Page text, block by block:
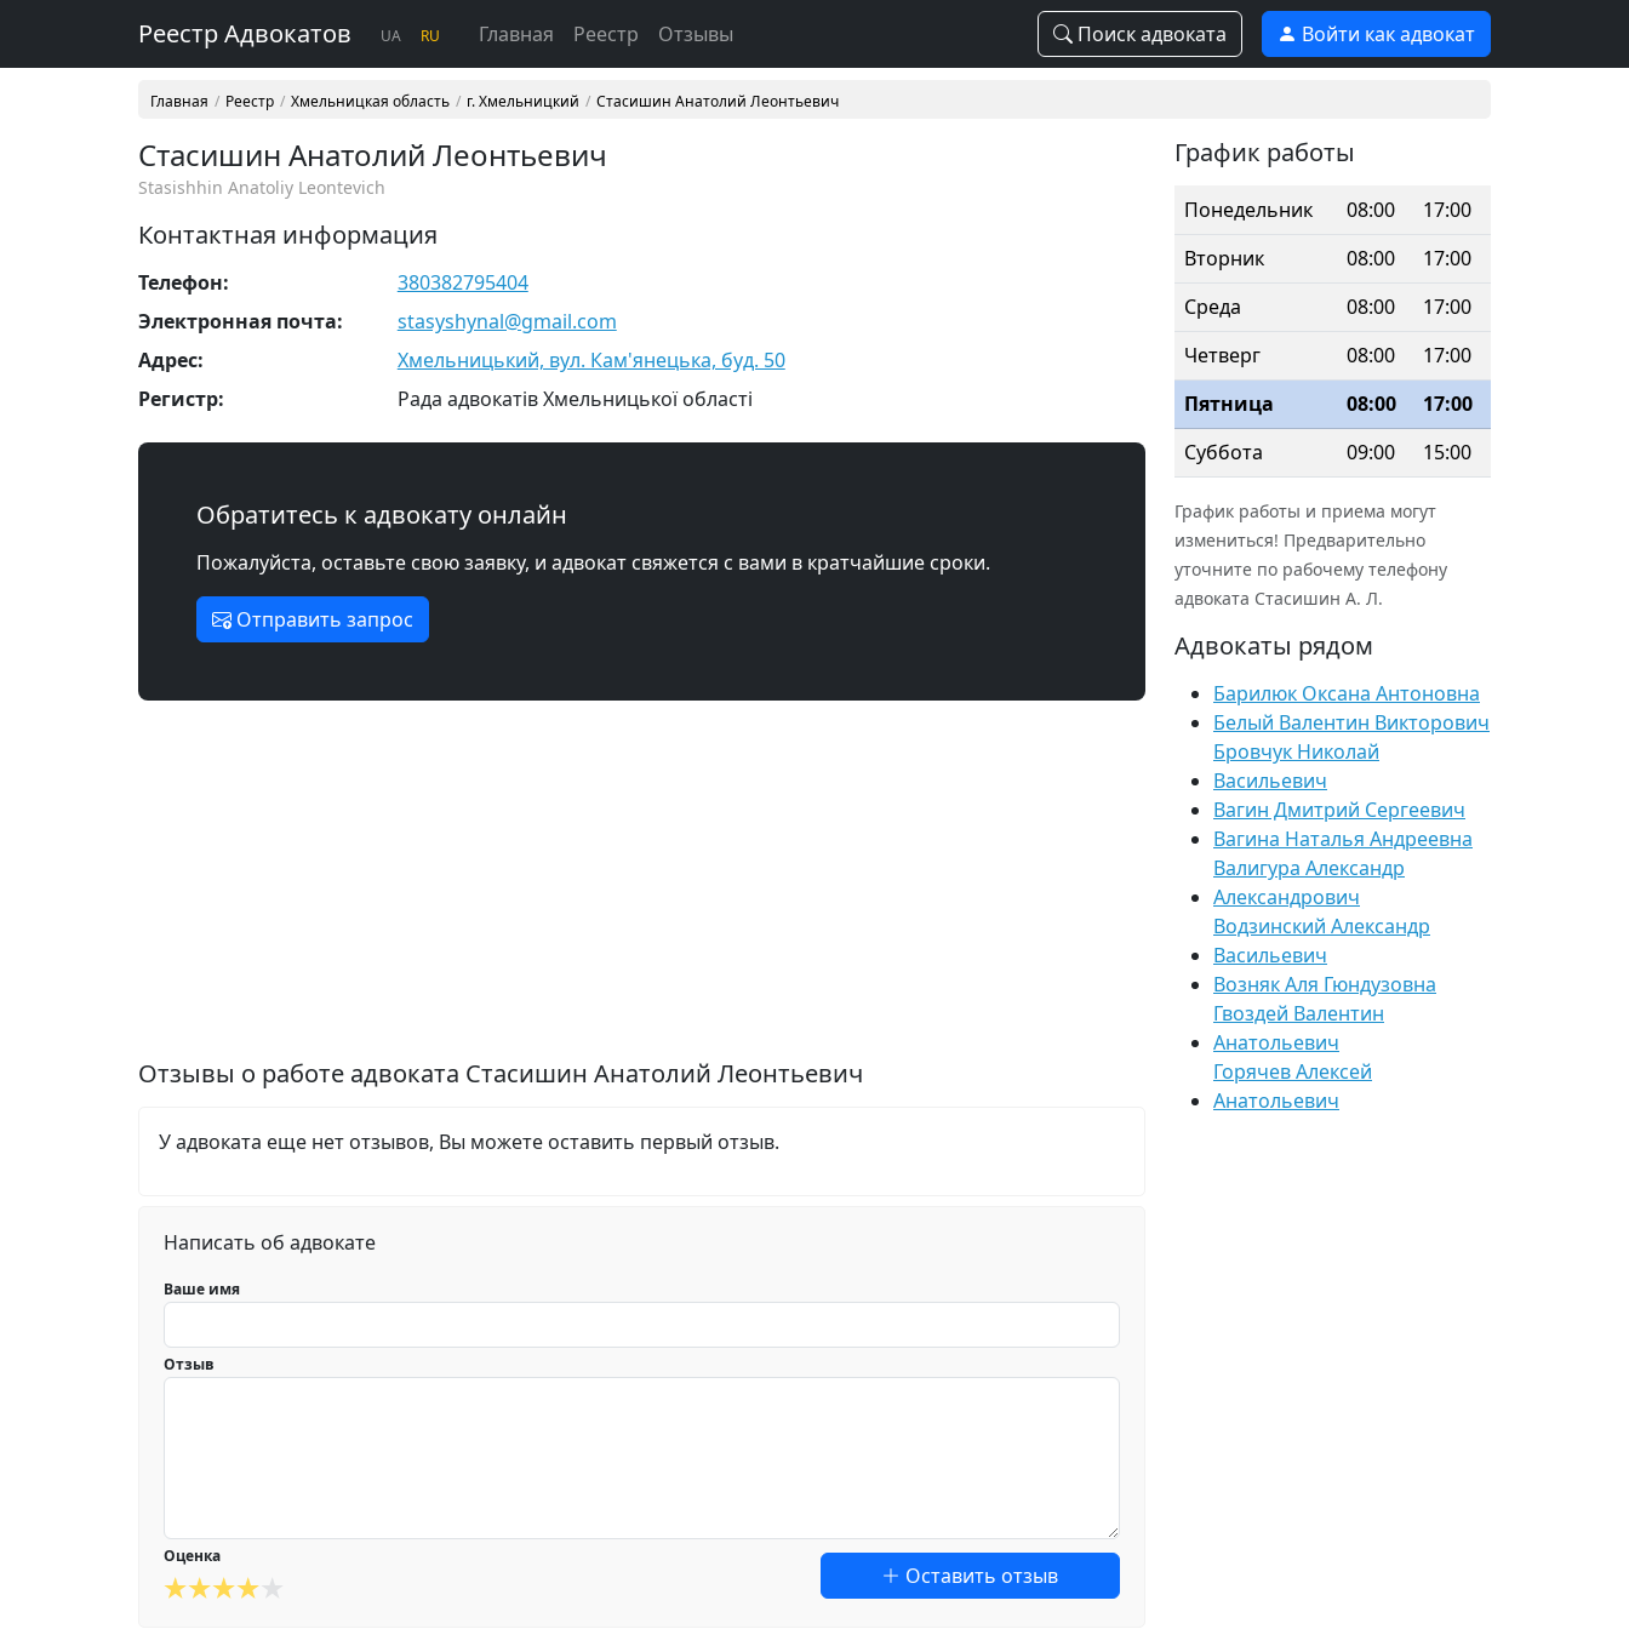
Реестр Адвокатов UA RU Главная Реестр Отзывы Поиск адвоката Войти как адвокат
Главная Реестр Хмельницкая область г. Хмельницкий Стасишин Анатолий Леонтьевич
Стасишин Анатолий Леонтьевич
Stasishhin Anatoliy Leontevich
Контактная информация
Телефон:
380382795404
Электронная почта:
stasyshynal@gmail.com
Адрес:
Хмельницький, вул. Кам'янецька, буд. 50
Регистр:
Рада адвокатів Хмельницької області
Обратитесь к адвокату онлайн
Пожалуйста, оставьте свою заявку, и адвокат свяжется с вами в кратчайшие сроки.
Отправить запрос
Отзывы о работе адвоката Стасишин Анатолий Леонтьевич
У адвоката еще нет отзывов, Вы можете оставить первый отзыв.
Написать об адвокате
Ваше имя
Отзыв
Оценка
Оставить отзыв
График работы
Понедельник 08:00
17:00
Вторник
08:00
17:00
Среда
08:00
17:00
Четверг
08:00
17:00
Пятница
08:00
17:00
Суббота
09:00 15:00
График работы и приема могут
измениться! Предварительно
уточните по рабочему телефону
адвоката Стасишин А. Л.
Адвокаты рядом
Барилюк Оксана Антоновна
Белый Валентин Викторович
Бровчук Николай
Васильевич
Вагин Дмитрий Сергеевич
Вагина Наталья Андреевна
Валигура Александр
Александрович
Водзинский Александр
Васильевич
Возняк Аля Гюндузовна
Гвоздей Валентин
Анатольевич
Горячев Алексей
Анатольевич